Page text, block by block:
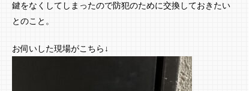
鍵をなくしてしまったので防犯のために交換しておきたい
とのこと。
お伺いした現場がこちら↓